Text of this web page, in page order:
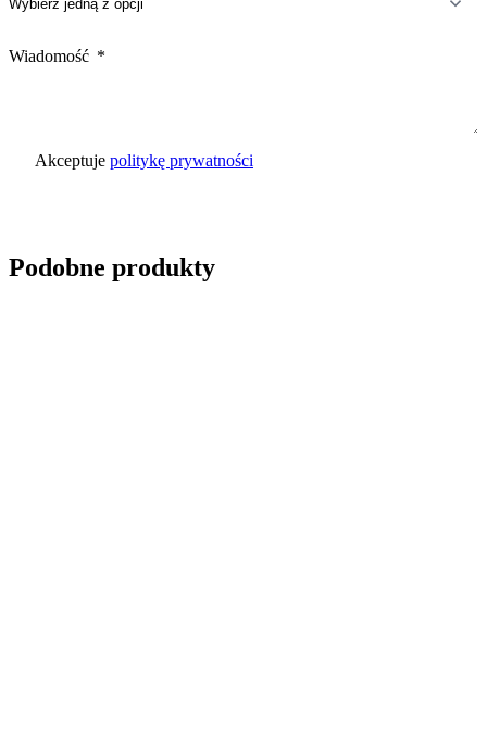
Wiadomość
Akceptuje politykę prywatności
Podobne produkty